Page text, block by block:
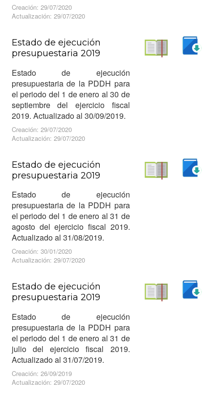
Creación: 29/07/2020
Actualización: 29/07/2020
Estado de ejecución
presupuestaria 2019
Estado de ejecución
presupuestaria de la PDDH para
el periodo del 1 de enero al 30 de
septiembre del ejercicio fiscal
2019. Actualizado al 30/09/2019.
Creación: 29/07/2020
Actualización: 29/07/2020
Estado de ejecución
presupuestaria 2019
Estado de ejecución
presupuestaria de la PDDH para
el periodo del 1 de enero al 31 de
agosto del ejercicio fiscal 2019.
Actualizado al 31/08/2019.
Creación: 30/01/2020
Actualización: 29/07/2020
Estado de ejecución
presupuestaria 2019
Estado de ejecución
presupuestaria de la PDDH para
el periodo del 1 de enero al 31 de
julio del ejercicio fiscal 2019.
Actualizado al 31/07/2019.
Creación: 26/09/2019
Actualización: 29/07/2020